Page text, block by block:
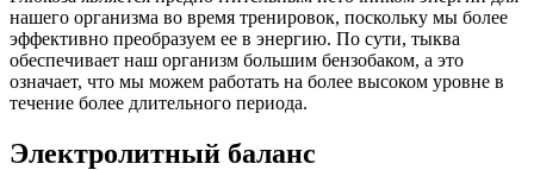
нашего организма во время тренировок, поскольку мы более
эффективно преобразуем ее в энергию. По сути, тыква
обеспечивает наш организм большим бензобаком, а это
означает, что мы можем работать на более высоком уровне в
течение более длительного периода.
Электролитный баланс